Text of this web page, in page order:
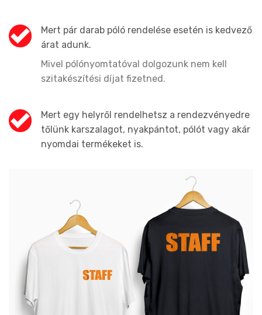
Mert pár darab póló rendelése esetén is kedvező
árat adunk.
Mivel pólónyomtatóval dolgozunk nem kell
szitakészítési díjat fizetned.
Mert egy helyről rendelhetsz a rendezvényedre
tőlünk karszalagot, nyakpántot, pólót vagy akár
nyomdai termékeket is.